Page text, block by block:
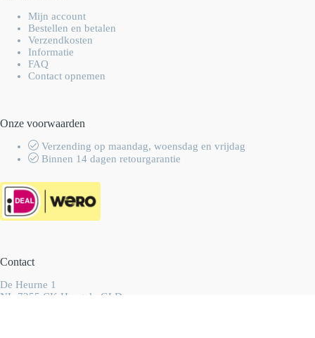
Mijn account
Bestellen en betalen
Verzendkosten
Informatie
FAQ
Contact opnemen
Onze voorwaarden
Verzending op maandag, woensdag en vrijdag
Binnen 14 dagen retourgarantie
Contact
De Heurne 1
NL-7255 CK Hengelo GLD